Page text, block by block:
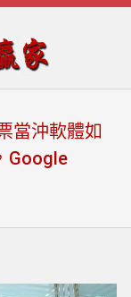
當沖軟體如
Google